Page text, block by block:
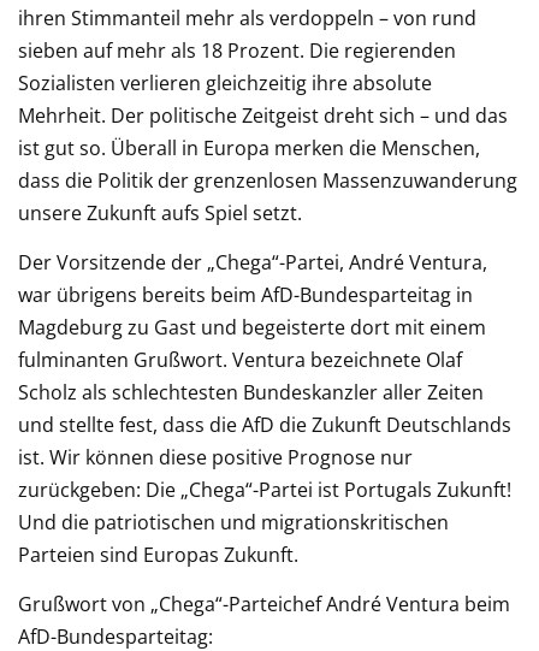
ihren Stimmanteil mehr als verdoppeln – von rund
sieben auf mehr als 18 Prozent. Die regierenden
Sozialisten verlieren gleichzeitig ihre absolute
Mehrheit. Der politische Zeitgeist dreht sich – und das
ist gut so. Überall in Europa merken die Menschen,
dass die Politik der grenzenlosen Massenzuwanderung
unsere Zukunft aufs Spiel setzt.
Der Vorsitzende der „Chega“-Partei, André Ventura,
war übrigens bereits beim AfD-Bundesparteitag in
Magdeburg zu Gast und begeisterte dort mit einem
fulminanten Grußwort. Ventura bezeichnete Olaf
Scholz als schlechtesten Bundeskanzler aller Zeiten
und stellte fest, dass die AfD die Zukunft Deutschlands
ist. Wir können diese positive Prognose nur
zurückgeben: Die „Chega“-Partei ist Portugals Zukunft!
Und die patriotischen und migrationskritischen
Parteien sind Europas Zukunft.
Grußwort von „Chega“-Parteichef André Ventura beim
AfD-Bundesparteitag: